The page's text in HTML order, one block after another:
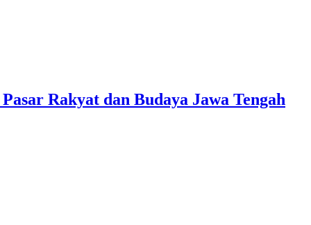
Rakyat dan Budaya Jawa Tengah